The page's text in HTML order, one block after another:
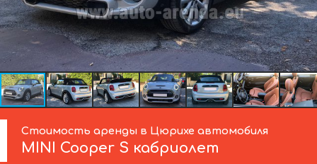
Стоимость аренды в Цюрихе автомобиля
MINI Cooper S кабриолет